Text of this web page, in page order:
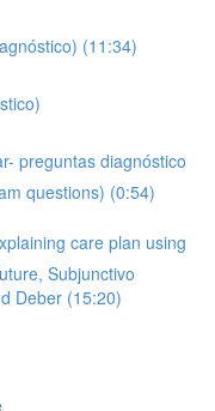
(11:34)
preguntas diagnóstico
questions) (0:54)
care plan using
Subjunctivo
Deber (15:20)